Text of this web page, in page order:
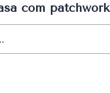
com patchwork